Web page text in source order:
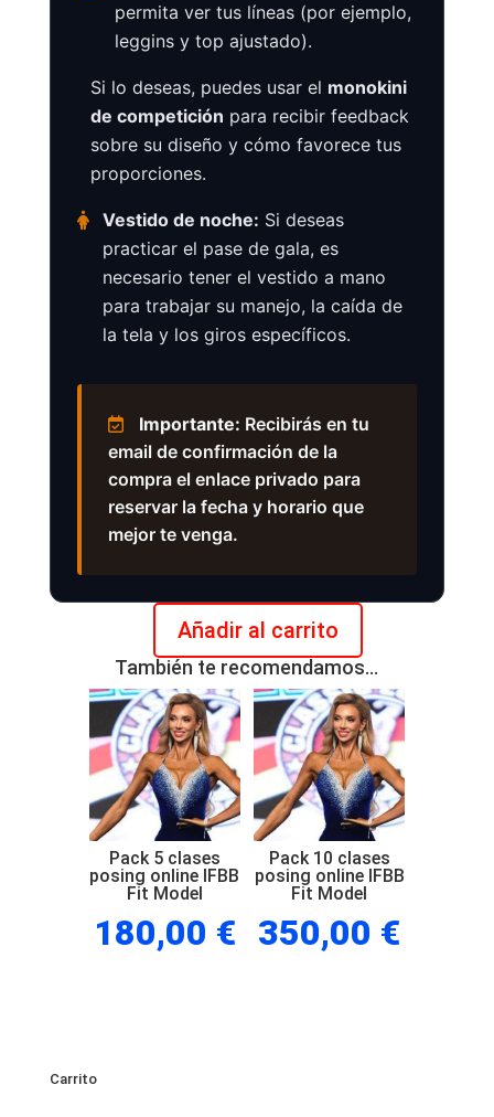
permita ver tus líneas (por ejemplo,
leggins y top ajustado).
Si lo deseas, puedes usar el monokini
de competición para recibir feedback
sobre su diseño y cómo favorece tus
proporciones.
Vestido de noche: Si deseas
practicar el pase de gala, es
necesario tener el vestido a mano
para trabajar su manejo, la caída de
la tela y los giros específicos.
Importante: Recibirás en tu
email de confirmación de la
compra el enlace privado para
reservar la fecha y horario que
mejor te venga.
de
posing
online
IFBB
Fit
Model
cantidad
Añadir al carrito
También te recomendamos…
Pack 5 clases
posing online IFBB
Fit Model
180,00 €
Pack 10 clases
posing online IFBB
Fit Model
350,00 €
Carrito